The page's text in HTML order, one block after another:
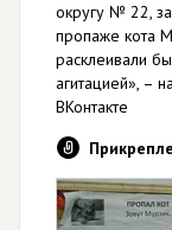
округу № 22,
пропаже кота
расклеивали
агитацией», –
ВКонтакте